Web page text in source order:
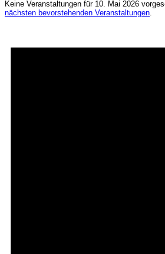
Keine Veranstaltungen für 10. Mai 2026
nächsten bevorstehenden Veranstaltungen.